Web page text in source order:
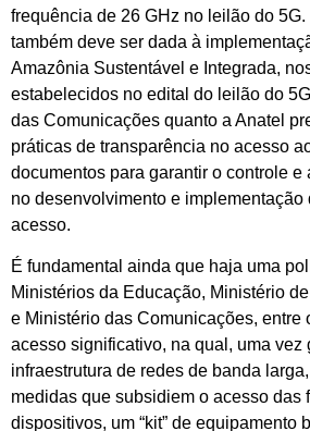
frequência de 26 GHz no leilão do
também deve ser dada à
Amazônia Sustentável e Integrada,
estabelecidos no edital do leilão do
das Comunicações quanto a Anatel
práticas de transparência no acesso
documentos para garantir o controle e
no desenvolvimento e implementação
acesso.
É fundamental ainda que haja uma
Ministérios da Educação, Ministério
e Ministério das Comunicações, entre
acesso significativo, na qual, uma vez
infraestrutura de redes de banda
medidas que subsidiem o acesso das
dispositivos, um “kit” de equipamento